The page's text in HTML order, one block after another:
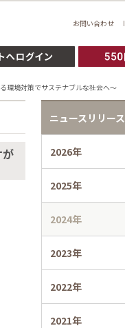
お問い合わせ
環境対策でサステナブルな社会へ～
ニュースリリース
2026年
2025年
2024年
2023年
2022年
2021年